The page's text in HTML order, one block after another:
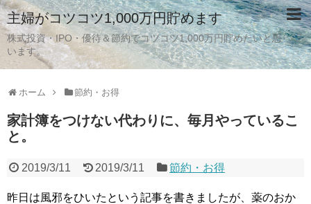
主婦がコツコツ1,000万円貯めます
株式投資・IPO・優待＆節約でコツコツ1,000万円貯めたいと思
います。
ホーム 節約・お得
家計簿をつけない代わりに、毎月やっているこ
と。
2019/3/11 2019/3/11 節約・お得
昨日は風邪をひいたという記事を書きましたが、薬のおか